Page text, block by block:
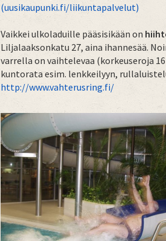
(uusikaupunki.fi/liikuntapalvelut)
Vaikkei ulkoladuille pääsisikään on
Liljalaaksonkatu 27, aina ihannesää.
varrella on vaihtelevaa (korkeuseroja
kuntorata esim. lenkkeilyyn,
http://www.vahterusring.fi/